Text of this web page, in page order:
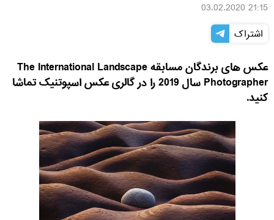
21:15 03.02.2020
اشتراک
عکس های برندگان مسابقه The International Landscape
Photographer سال 2019 را در گالری عکس اسپوتنیک تماشا
کنید.